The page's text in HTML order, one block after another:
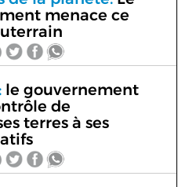
menace ce
le gouvernement
de
terres à ses